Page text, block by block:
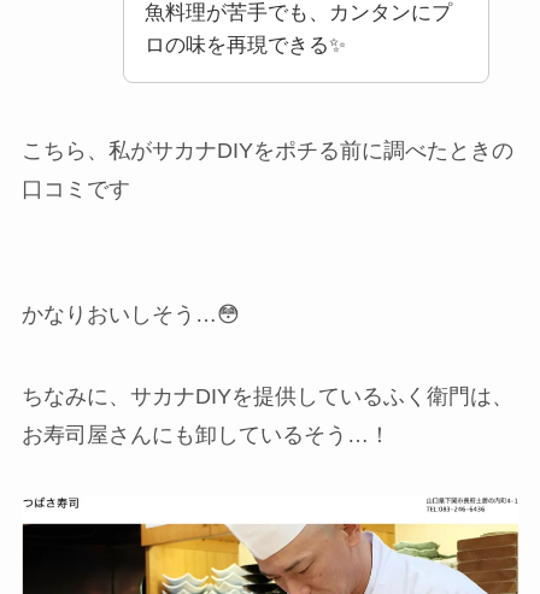
魚料理が苦手でも、カンタンにプ
ロの味を再現できる✨
こちら、私がサカナDIYをポチる前に調べたときの
口コミです
かなりおいしそう…😳
ちなみに、サカナDIYを提供しているふく衛門は、
お寿司屋さんにも卸しているそう…！